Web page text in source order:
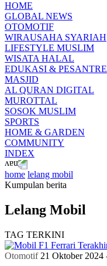
HOME
GLOBAL NEWS
OTOMOTIF
WIRAUSAHA SYARIAH
LIFESTYLE MUSLIM
WISATA HALAL
EDUKASI &
MASJID
AL QURAN DIGITAL
MUROTTAL
SOSOK MUSLIM
SPORTS
HOME & GARDEN
COMMUNITY
INDEX
home lelang mobil
Kumpulan berita
Lelang Mobil
TAG TERKINI
Otomotif 21 Oktober